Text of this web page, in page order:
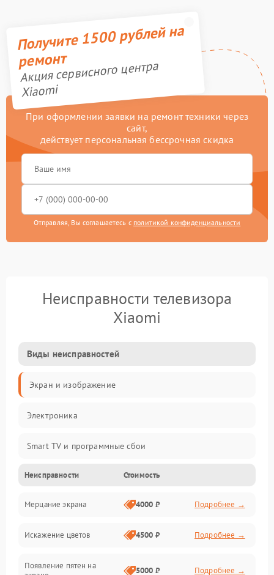
Получите 1500 рублей на
ремонт
Акция сервисного центра
Xiaomi
При оформлении заявки на ремонт техники через
сайт,
действует персональная бессрочная скидка
Отправляя, Вы соглашаетесь с политикой конфиденциальности
Неисправности телевизора
Xiaomi
Виды неисправностей
Экран и изображение
Электроника
Smart TV и программные сбои
Питание и запуск
Подсветка и LED-модули
Звук и аудиосистема
Сигнал и приём каналов
Неисправности Стоимость
Мерцание экрана 4000 ₽ Подробнее →
Искажение цветов 4500 ₽ Подробнее →
Появление пятен на
5000 ₽ Подробнее →